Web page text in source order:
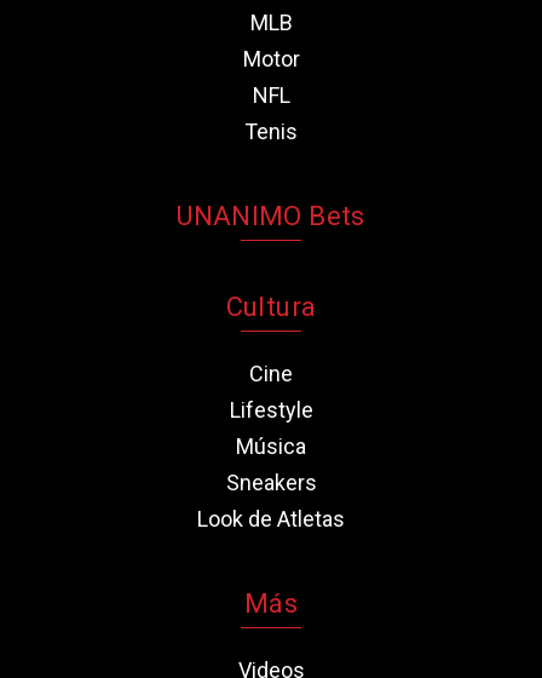
MLB
Motor
NFL
Tenis
UNANIMO Bets
Cultura
Cine
Lifestyle
Música
Sneakers
Look de Atletas
Más
Videos